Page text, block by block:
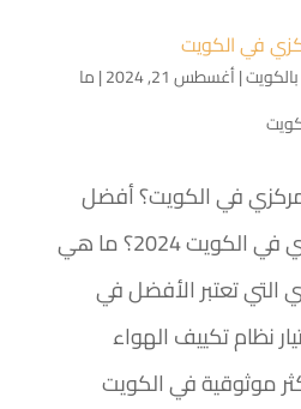
في الكويت
|أغسطس 21, 2024 |ما
في الكويت؟ أفضل
ماركات التكييف مركزي في الكويت 2024؟ ما هي
التي تعتبر الأفضل في
نظام تكييف الهواء
موثوقية في الكويت